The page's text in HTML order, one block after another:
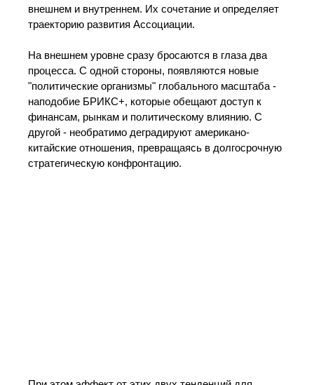
внешнем и внутреннем. Их сочетание и определяет
траекторию развития Ассоциации.
На внешнем уровне сразу бросаются в глаза два
процесса. С одной стороны, появляются новые
"политические организмы" глобального масштаба -
наподобие БРИКС+, которые обещают доступ к
финансам, рынкам и политическому влиянию. С
другой - необратимо деградируют американо-
китайские отношения, превращаясь в долгосрочную
стратегическую конфронтацию.